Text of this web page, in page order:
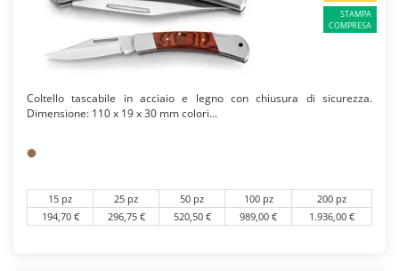
STAMPA
COMPRESA
Coltello tascabile in acciaio e legno con chiusura di sicurezza.
Dimensione: 110 x 19 x 30 mm colori...
15 pz 25 pz 50 pz 100 pz
200 pz
194,70 €
296,75 € 520,50 € 989,00 € 1.936,00 €